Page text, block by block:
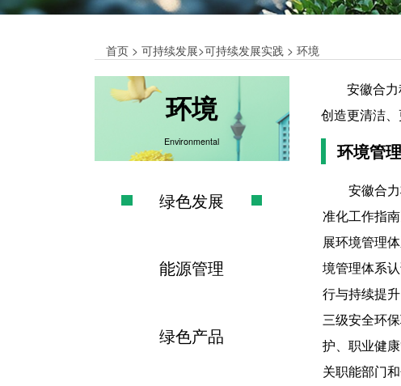
首页> 可持续发展>可持续发展实践 > 环境
环境
Environmental
绿色发展
能源管理
绿色产品
安徽合
创造更清洁、
环境管
安徽合
准化工作指
展环境管理
境管理体系
行与持续提
三级安全环
护、职业健
关职能部门